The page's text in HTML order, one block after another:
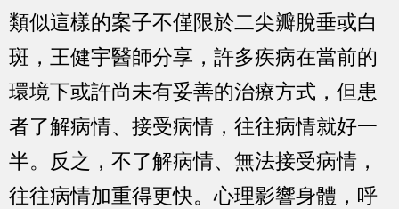
類似這樣的案子不僅限於二尖瓣脫垂或白
斑，王健宇醫師分享，許多疾病在當前的
環境下或許尚未有妥善的治療方式，但患
者了解病情、接受病情，往往病情就好一
半。反之，不了解病情、無法接受病情，
往往病情加重得更快。心理影響身體，呼